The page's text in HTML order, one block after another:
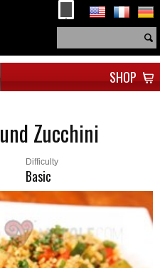
SHOP
Zucchini
Difficulty
Basic